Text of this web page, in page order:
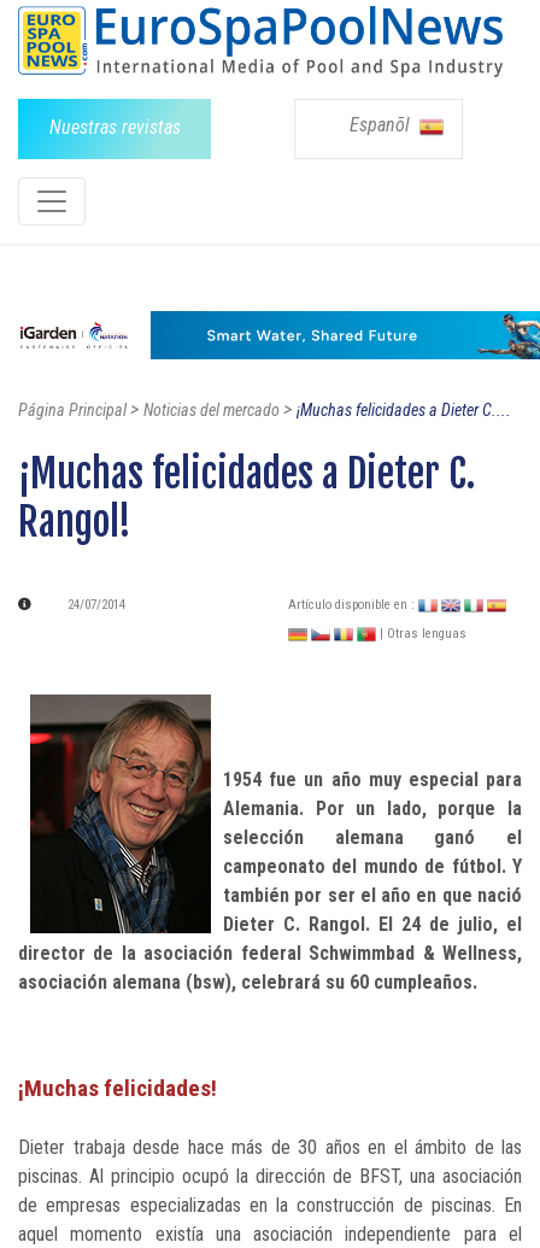
Nuestras revistas Espanõl
Página Principal> Noticias del mercado > ¡Muchas felicidades a Dieter C....
¡Muchas felicidades a Dieter C.
Rangol!
24/07/2014
Artículo disponible en :
| Otras lenguas
1954 fue un año muy especial para
Alemania. Por un lado, porque la
selección alemana ganó el
campeonato del mundo de fútbol. Y
también por ser el año en que nació
Dieter C. Rangol. El 24 de julio, el
director de la asociación federal Schwimmbad & Wellness,
asociación alemana (bsw), celebrará su 60 cumpleaños.
¡Muchas felicidades!
Dieter trabaja desde hace más de 30 años en el ámbito de las
piscinas. Al principio ocupó la dirección de BFST, una asociación
de empresas especializadas en la construcción de piscinas. En
aquel momento existía una asociación independiente para el